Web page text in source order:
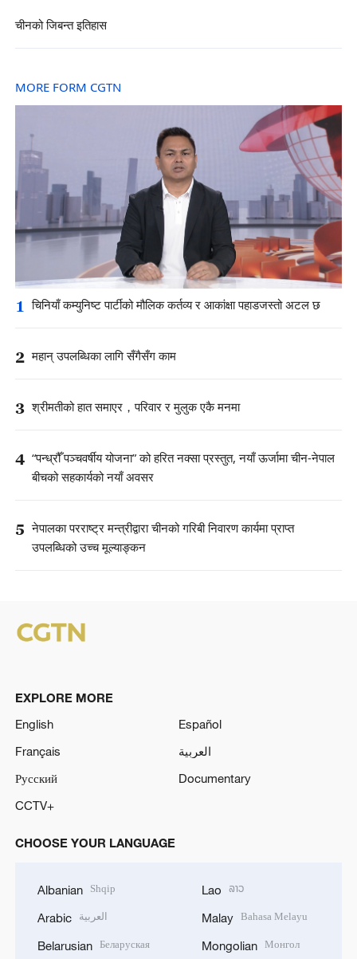
चीनको जिबन्त इतिहास
MORE FORM CGTN
1 चिनियाँ कम्युनिष्ट पार्टीको मौलिक कर्तव्य र आकांक्षा पहाडजस्तो अटल छ
2 महान् उपलब्धिका लागि सँगैसँग काम
3 श्रीमतीको हात समाएर，परिवार र मुलुक एकै मनमा
4 “पन्ध्रौँ पञ्चवर्षीय योजना” को हरित नक्सा प्रस्तुत, नयाँ ऊर्जामा चीन-नेपाल
बीचको सहकार्यको नयाँ अवसर
5 नेपालका परराष्ट्र मन्त्रीद्वारा चीनको गरिबी निवारण कार्यमा प्राप्त
उपलब्धिको उच्च मूल्याङ्कन
EXPLORE MORE
English
Español
Français
العربية
Русский
Documentary
CCTV+
CHOOSE YOUR LANGUAGE
Albanian Shqip
Arabic العربية
Belarusian Беларуская
Lao ລາວ
Malay Bahasa Melayu
Mongolian Монгол